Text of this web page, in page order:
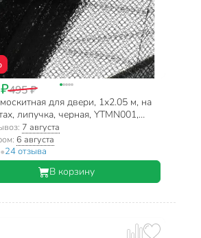
495 ₽
для двери, 1х2.05 м, на
липучка, черная, YTMN001,
7 августа
6 августа
•24 отзыва
В корзину